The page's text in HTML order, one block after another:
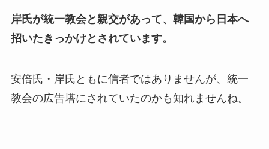
岸氏が統一教会と親交があって、韓国から日本へ
招いたきっかけとされています。
安倍氏・岸氏ともに信者ではありませんが、統一
教会の広告塔にされていたのかも知れませんね。